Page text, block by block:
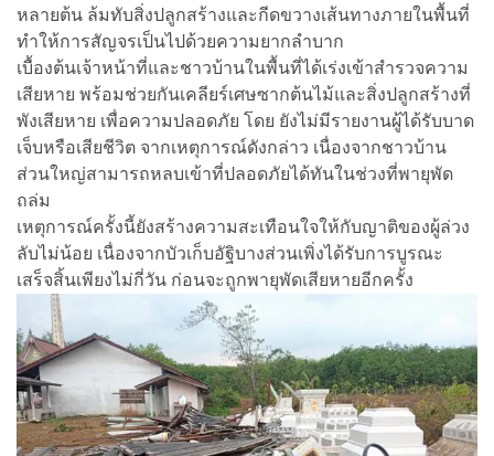
หลายต้น ล้มทับสิ่งปลูกสร้างและกีดขวางเส้นทางภายในพื้นที่
ทำให้การสัญจรเป็นไปด้วยความยากลำบาก
เบื้องต้นเจ้าหน้าที่และชาวบ้านในพื้นที่ได้เร่งเข้าสำรวจความ
เสียหาย พร้อมช่วยกันเคลียร์เศษซากต้นไม้และสิ่งปลูกสร้างที่
พังเสียหาย เพื่อความปลอดภัย โดย ยังไม่มีรายงานผู้ได้รับบาด
เจ็บหรือเสียชีวิต จากเหตุการณ์ดังกล่าว เนื่องจากชาวบ้าน
ส่วนใหญ่สามารถหลบเข้าที่ปลอดภัยได้ทันในช่วงที่พายุพัด
ถล่ม
เหตุการณ์ครั้งนี้ยังสร้างความสะเทือนใจให้กับญาติของผู้ล่วง
ลับไม่น้อย เนื่องจากบัวเก็บอัฐิบางส่วนเพิ่งได้รับการบูรณะ
เสร็จสิ้นเพียงไม่กี่วัน ก่อนจะถูกพายุพัดเสียหายอีกครั้ง